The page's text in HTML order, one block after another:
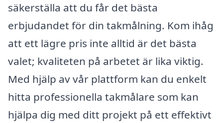
säkerställa att du får det bästa
erbjudandet för din takmålning. Kom ihåg
att ett lägre pris inte alltid är det bästa
valet; kvaliteten på arbetet är lika viktig.
Med hjälp av vår plattform kan du enkelt
hitta professionella takmålare som kan
hjälpa dig med ditt projekt på ett effektivt